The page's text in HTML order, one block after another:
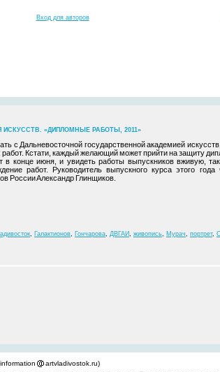
Вход для авторов
«ДИПЛОМНЫЕ РАБОТЫ, 2011»
с Дальневосточной государственной академией
Кстати, каждый желающий может прийти на защиту
в конце июня, и увидеть работы выпускников вживую,
работ. Руководитель выпускного курса этого года
России Александр Глинщиков.
, Галактионов, Гончарова, ДВГАИ, живопись, Мурач, портрет,
artvladivostok.ru)